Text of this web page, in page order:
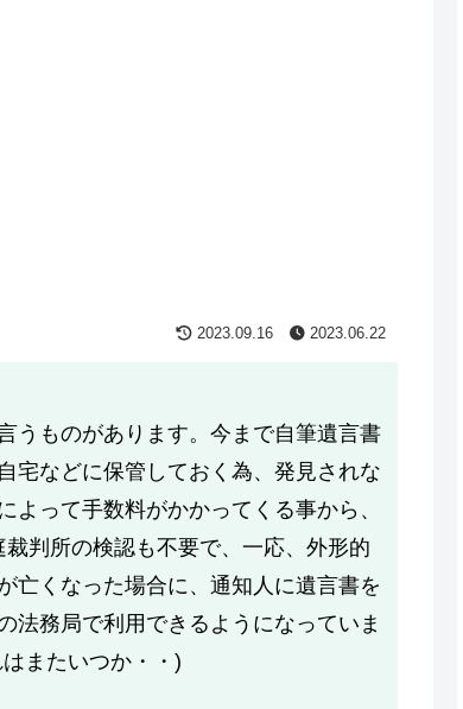
2023.09.16 2023.06.22
うものがあります。今まで自筆遺言書
宅などに保管しておく為、発見されな
って手数料がかかってくる事から、
判所の検認も不要で、一応、外形的
亡くなった場合に、通知人に遺言書を
法務局で利用できるようになっていま
またいつか・・)